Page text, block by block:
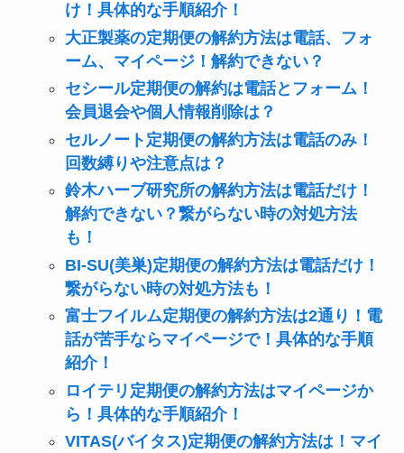
け！具体的な手順紹介！
大正製薬の定期便の解約方法は電話、フォ
ーム、マイページ！解約できない？
セシール定期便の解約は電話とフォーム！
会員退会や個人情報削除は？
セルノート定期便の解約方法は電話のみ！
回数縛りや注意点は？
鈴木ハーブ研究所の解約方法は電話だけ！
解約できない？繋がらない時の対処方法
も！
BI-SU(美巣)定期便の解約方法は電話だけ！
繋がらない時の対処方法も！
富士フイルム定期便の解約方法は2通り！電
話が苦手ならマイページで！具体的な手順
紹介！
ロイテリ定期便の解約方法はマイページか
ら！具体的な手順紹介！
VITAS(バイタス)定期便の解約方法は！マイ